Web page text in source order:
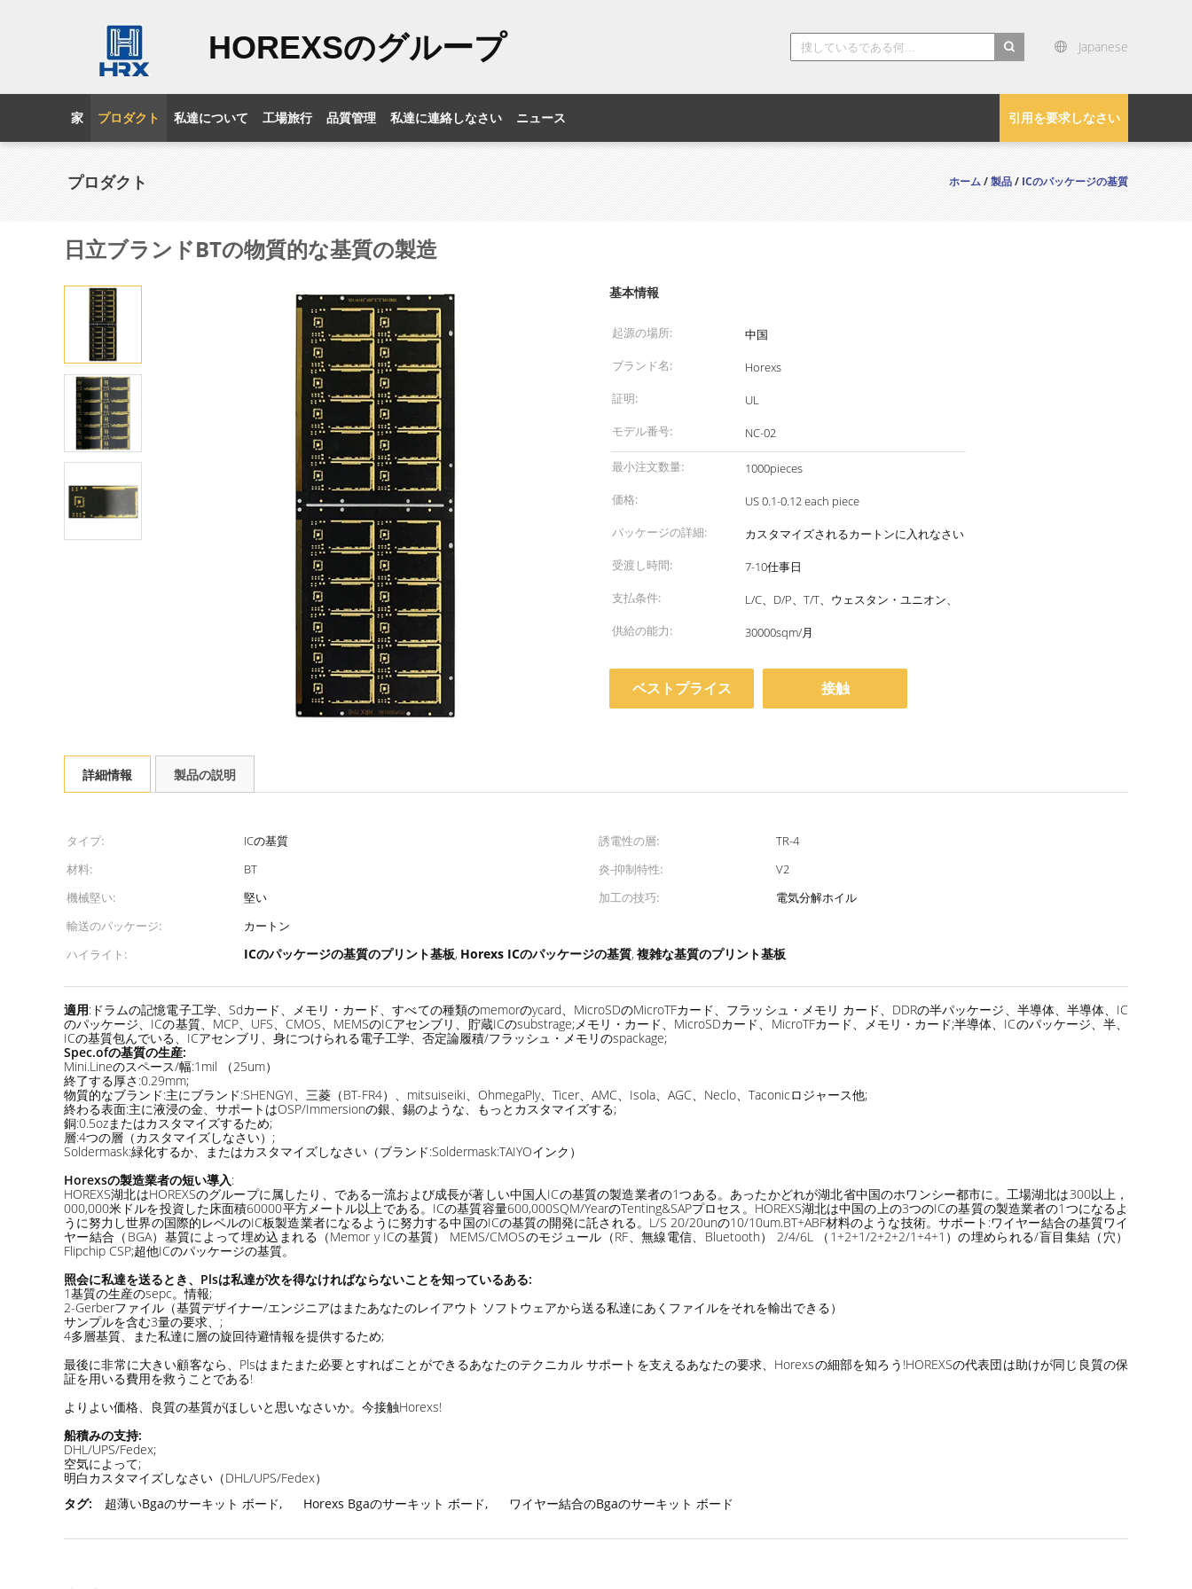
HOREXSのグループ Japanese
引用を要求しなさい
家 プロダクト 私達について 工場旅行 品質管理 私達に連絡しなさい ニュース
プロダクト ホーム/製品/ICのパッケージの基質
日立ブランドBTの物質的な基質の製造
基本情報
起源の場所:
中国
ブランド名:
Horexs
証明:
UL
モデル番号:
NC-02
最小注文数量:
1000pieces
価格:
US 0.1-0.12 each piece
パッケージの詳細:
カスタマイズされるカートンに入れなさい
受渡し時間:
7-10仕事日
支払条件:
L/C、D/P、T/T、ウェスタン・ユニオン、
供給の能力:
30000sqm/月
ベストプライス 接触
詳細情報 製品の説明
タイプ: ICの基質 誘電性の層:
TR-4
材料:
BT 炎-抑制特性:
V2
機械堅い:
堅い 加工の技巧:
電気分解ホイル
輸送のパッケージ:
カートン
ハイライト:
ICのパッケージの基質のプリント基板, Horexs ICのパッケージの基質, 複雑な基質のプリント基板
適用:ドラムの記憶電子工学、Sdカード、メモリ・カード、すべての種類のmemorのycard、MicroSDのMicroTFカード、フラッシュ・メモリ カード、DDRの半パッケージ、半導体、半導体、IC
のパッケージ、ICの基質、MCP、UFS、CMOS、MEMSのICアセンブリ、貯蔵ICのsubstrage;メモリ・カード、MicroSDカード、MicroTFカード、メモリ・カード;半導体、ICのパッケージ、半、
ICの基質包んでいる、ICアセンブリ、身につけられる電子工学、否定論履積/フラッシュ・メモリのspackage;
Spec.ofの基質の生産:
Mini.Lineのスペース/幅:1mil （25um）
終了する厚さ:0.29mm;
物質的なブランド:主にブランド:SHENGYI、三菱（BT-FR4）、mitsuiseiki、OhmegaPly、Ticer、AMC、Isola、AGC、Neclo、Taconicロジャース他;
終わる表面:主に液浸の金、サポートはOSP/Immersionの銀、錫のような、もっとカスタマイズする;
銅:0.5ozまたはカスタマイズするため;
層:4つの層（カスタマイズしなさい）;
Soldermask:緑化するか、またはカスタマイズしなさい（ブランド:Soldermask:TAIYOインク）
Horexsの製造業者の短い導入:
HOREXS湖北はHOREXSのグループに属したり、である一流および成長が著しい中国人ICの基質の製造業者の1つある。あったかどれが湖北省中国のホワンシー都市に。工場湖北は300以上，
000,000米ドルを投資した床面積60000平方メートル以上である。ICの基質容量600,000SQM/YearのTenting&SAPプロセス。HOREXS湖北は中国の上の3つのICの基質の製造業者の1つになるよ
うに努力し世界の国際的レベルのIC板製造業者になるように努力する中国のICの基質の開発に託される。L/S 20/20unの10/10um.BT+ABF材料のような技術。サポート:ワイヤー結合の基質ワイ
ヤー結合（BGA）基質によって埋め込まれる（Memor y ICの基質） MEMS/CMOSのモジュール（RF、無線電信、Bluetooth） 2/4/6L （1+2+1/2+2+2/1+4+1）の埋められる/盲目集結（穴）
Flipchip CSP;超他ICのパッケージの基質。
照会に私達を送るとき、Plsは私達が次を得なければならないことを知っているある:
1基質の生産のsepc。情報;
2-Gerberファイル（基質デザイナー/エンジニアはまたあなたのレイアウト ソフトウェアから送る私達にあくファイルをそれを輸出できる）
サンプルを含む3量の要求、;
4多層基質、また私達に層の旋回待避情報を提供するため;
最後に非常に大きい顧客なら、Plsはまたまた必要とすればことができるあなたのテクニカル サポートを支えるあなたの要求、Horexsの細部を知ろう!HOREXSの代表団は助けが同じ良質の保
証を用いる費用を救うことである!
よりよい価格、良質の基質がほしいと思いなさいか。今接触Horexs!
船積みの支持:
DHL/UPS/Fedex;
空気によって;
明白カスタマイズしなさい（DHL/UPS/Fedex）
タグ:
超薄いBgaのサーキット ボード, Horexs Bgaのサーキット ボード, ワイヤー結合のBgaのサーキット ボード